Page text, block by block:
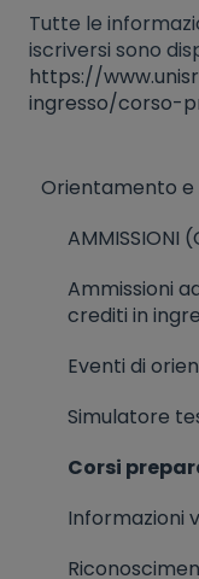
Tutte le
iscriversi sono
https://
ingresso/corso-
Orientamento e
AMMISSIONI
Ammissioni
crediti in
Eventi di
Simulatore
Corsi
Informazioni